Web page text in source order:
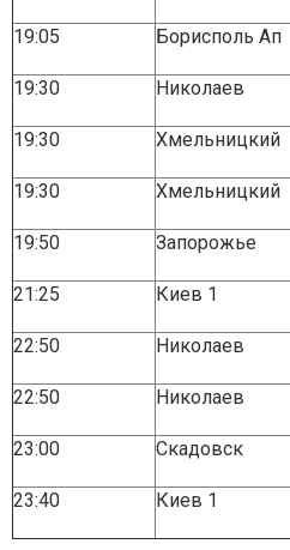
19:05 Борисполь Ап
19:30 Николаев
19:30 Хмельницкий
19:30 Хмельницкий
19:50 Запорожье
21:25 Киев 1
22:50 Николаев
22:50 Николаев
23:00 Скадовск
23:40 Киев 1